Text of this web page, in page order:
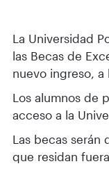
La Universidad
las Becas de
nuevo ingreso, a
Los alumnos de
acceso a la
Las becas
que residan